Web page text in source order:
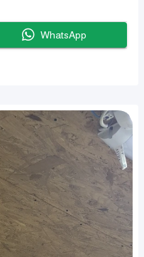
WhatsApp